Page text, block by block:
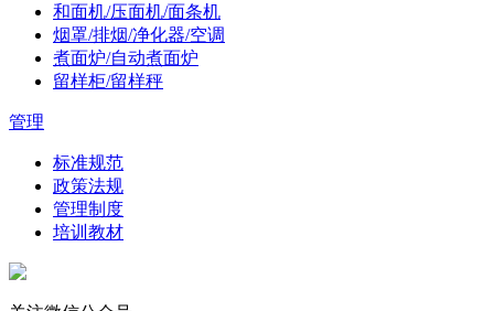
和面机/压面机/面条机
烟罩/排烟/净化器/空调
煮面炉/自动煮面炉
留样柜/留样秤
管理
标准规范
政策法规
管理制度
培训教材